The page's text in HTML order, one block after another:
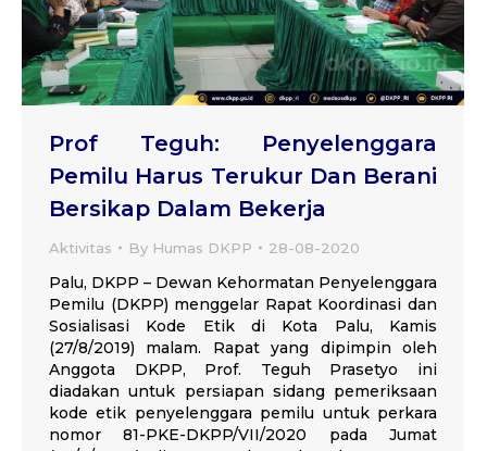
Prof Teguh: Penyelenggara
Pemilu Harus Terukur Dan Berani
Bersikap Dalam Bekerja
Aktivitas By Humas DKPP 28-08-2020
Palu, DKPP – Dewan Kehormatan Penyelenggara
Pemilu (DKPP) menggelar Rapat Koordinasi dan
Sosialisasi Kode Etik di Kota Palu, Kamis
(27/8/2019) malam. Rapat yang dipimpin oleh
Anggota DKPP, Prof. Teguh Prasetyo ini
diadakan untuk persiapan sidang pemeriksaan
kode etik penyelenggara pemilu untuk perkara
nomor 81-PKE-DKPP/VII/2020 pada Jumat